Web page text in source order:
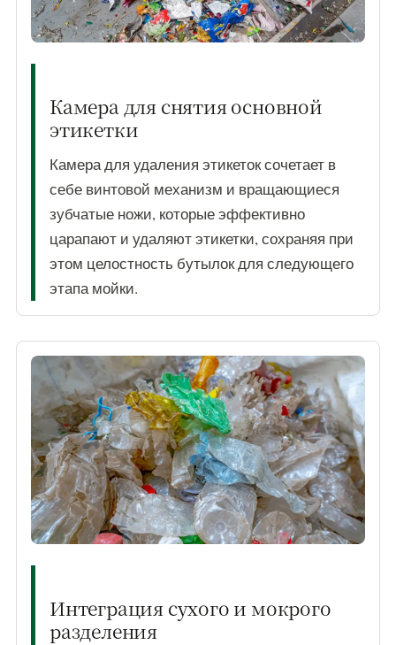
Камера для снятия основной
этикетки
Камера для удаления этикеток сочетает в
себе винтовой механизм и вращающиеся
зубчатые ножи, которые эффективно
царапают и удаляют этикетки, сохраняя при
этом целостность бутылок для следующего
этапа мойки.
Интеграция сухого и мокрого
разделения